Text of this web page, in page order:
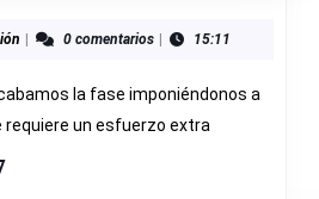
35
Redacción
| 0 comentarios | 15:11
la fase imponiéndonos a
requiere un esfuerzo extra